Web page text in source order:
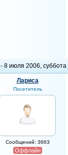
- 8 июля 2006, суббота
Лариса
Посетитель
Сообщений: 3663
Оффлайн